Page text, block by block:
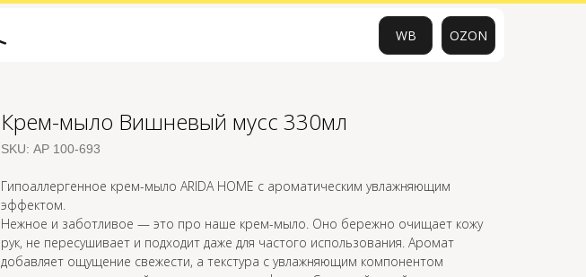
WB OZON
Крем-мыло Вишневый мусс 330мл
SKU: АР 100-693
Гипоаллергенное крем-мыло ARIDA HOME с ароматическим увлажняющим
эффектом.
Нежное и заботливое — это про наше крем-мыло. Оно бережно очищает кожу
рук, не пересушивает и подходит даже для частого использования. Аромат
добавляет ощущение свежести, а текстура с увлажняющим компонентом